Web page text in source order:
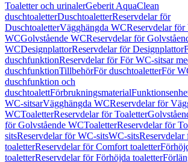
Toaletter och urinalerGeberit AquaClean
duschtoaletterDuschtoaletterReservdelar för
DuschtoaletterVägghängda WCReservdelar för
WCGolvstående WCReservdelar för
WCDesignplattorReservdelar för Designplattor
duschfunktionReservdelar för För WC-sitsar
duschfunktionTillbehörFör duschtoaletterFör
duschfunktion och
duschtoalettFörbrukningsmaterial
WC-sitsarVägghängda WCReservdelar för
WCToaletterReservdelar för Toaletter
för Golvstående WCToaletterReservdelar för
sitsReservdelar för WC-sitsWC-sits
toaletterReservdelar för Comfort toaletter
toaletterReservdelar för Förhöjda toaletter